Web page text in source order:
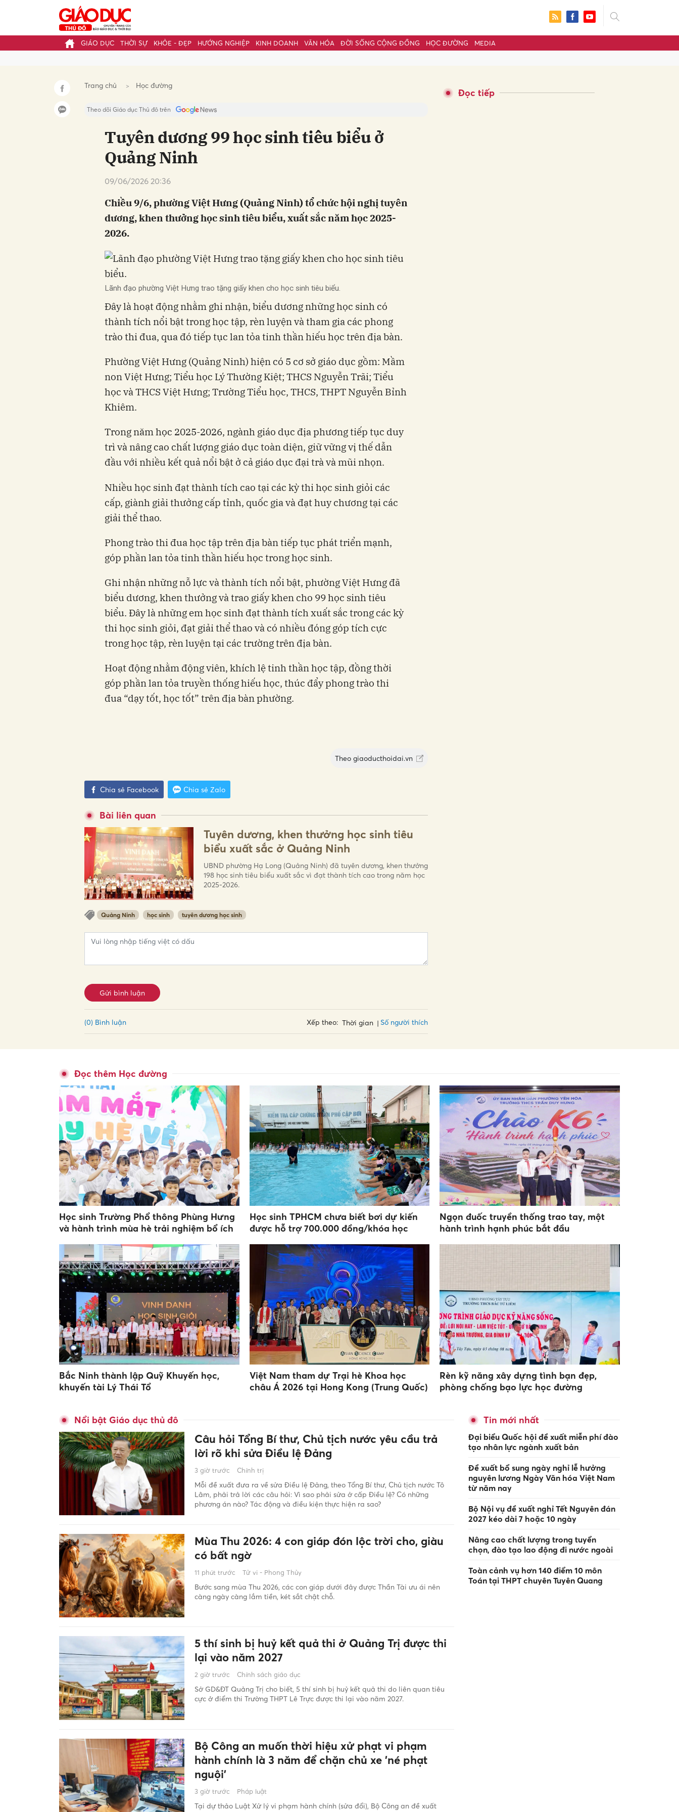
GIÁO DỤC THỜI SỰ KHỎE - ĐẸP HƯỚNG NGHIỆP KINH DOANH VĂN HÓA ĐỜI SỐNG CỘNG ĐỒNG HỌC ĐƯỜNG MEDIA
Trang chủ Học đường
Theo dõi Giáo dục Thủ đô trên
Tuyên dương 99 học sinh tiêu biểu ở
Quảng Ninh
09/06/2026 20:36
Chiều 9/6, phường Việt Hưng (Quảng Ninh) tổ chức hội nghị tuyên
dương, khen thưởng học sinh tiêu biểu, xuất sắc năm học 2025-
2026.
Lãnh đạo phường Việt Hưng trao tặng giấy khen cho học sinh tiêu biểu.
Đây là hoạt động nhằm ghi nhận, biểu dương những học sinh có
thành tích nổi bật trong học tập, rèn luyện và tham gia các phong
trào thi đua, qua đó tiếp tục lan tỏa tinh thần hiếu học trên địa bàn.
Phường Việt Hưng (Quảng Ninh) hiện có 5 cơ sở giáo dục gồm: Mầm
non Việt Hưng; Tiểu học Lý Thường Kiệt; THCS Nguyễn Trãi; Tiểu
học và THCS Việt Hưng; Trường Tiểu học, THCS, THPT Nguyễn Bỉnh
Khiêm.
Trong năm học 2025-2026, ngành giáo dục địa phương tiếp tục duy
trì và nâng cao chất lượng giáo dục toàn diện, giữ vững vị thế dẫn
đầu với nhiều kết quả nổi bật ở cả giáo dục đại trà và mũi nhọn.
Nhiều học sinh đạt thành tích cao tại các kỳ thi học sinh giỏi các
cấp, giành giải thưởng cấp tỉnh, quốc gia và đạt huy chương tại các
giải thể thao.
Phong trào thi đua học tập trên địa bàn tiếp tục phát triển mạnh,
góp phần lan tỏa tinh thần hiếu học trong học sinh.
Ghi nhận những nỗ lực và thành tích nổi bật, phường Việt Hưng đã
biểu dương, khen thưởng và trao giấy khen cho 99 học sinh tiêu
biểu. Đây là những em học sinh đạt thành tích xuất sắc trong các kỳ
thi học sinh giỏi, đạt giải thể thao và có nhiều đóng góp tích cực
trong học tập, rèn luyện tại các trường trên địa bàn.
Hoạt động nhằm động viên, khích lệ tinh thần học tập, đồng thời
góp phần lan tỏa truyền thống hiếu học, thúc đẩy phong trào thi
đua “dạy tốt, học tốt” trên địa bàn phường.
Theo giaoducthoidai.vn
Chia sẻ Facebook Chia sẻ Zalo
Bài liên quan
Tuyên dương, khen thưởng học sinh tiêu
biểu xuất sắc ở Quảng Ninh
UBND phường Hạ Long (Quảng Ninh) đã tuyên dương, khen thưởng
198 học sinh tiêu biểu xuất sắc vì đạt thành tích cao trong năm học
2025-2026.
Quảng Ninh học sinh tuyên dương học sinh
Gửi bình luận
(0) Bình luận Xếp theo: Thời gian Số người thích
Đọc tiếp
Đọc thêm Học đường
Học sinh Trường Phổ thông Phùng Hưng
và hành trình mùa hè trải nghiệm bổ ích
Học sinh TPHCM chưa biết bơi dự kiến
được hỗ trợ 700.000 đồng/khóa học
Ngọn đuốc truyền thống trao tay, một
hành trình hạnh phúc bắt đầu
Bắc Ninh thành lập Quỹ Khuyến học,
khuyến tài Lý Thái Tổ
Việt Nam tham dự Trại hè Khoa học
châu Á 2026 tại Hong Kong (Trung Quốc)
Rèn kỹ năng xây dựng tình bạn đẹp,
phòng chống bạo lực học đường
Nổi bật Giáo dục thủ đô
Câu hỏi Tổng Bí thư, Chủ tịch nước yêu cầu trả
lời rõ khi sửa Điều lệ Đảng
3 giờ trước Chính trị
Mỗi đề xuất đưa ra về sửa Điều lệ Đảng, theo Tổng Bí thư, Chủ tịch nước Tô
Lâm, phải trả lời các câu hỏi: Vì sao phải sửa ở cấp Điều lệ? Có những
phương án nào? Tác động và điều kiện thực hiện ra sao?
Mùa Thu 2026: 4 con giáp đón lộc trời cho, giàu
có bất ngờ
11 phút trước Tử vi - Phong Thủy
Bước sang mùa Thu 2026, các con giáp dưới đây được Thần Tài ưu ái nên
càng ngày càng lắm tiền, két sắt chật chỗ.
5 thí sinh bị huỷ kết quả thi ở Quảng Trị được thi
lại vào năm 2027
2 giờ trước Chính sách giáo dục
Sở GD&ĐT Quảng Trị cho biết, 5 thí sinh bị huỷ kết quả thi do liên quan tiêu
cực ở điểm thi Trường THPT Lê Trực được thi lại vào năm 2027.
Bộ Công an muốn thời hiệu xử phạt vi phạm
hành chính là 3 năm để chặn chủ xe 'né phạt
nguội’
3 giờ trước Pháp luật
Tại dự thảo Luật Xử lý vi phạm hành chính (sửa đổi), Bộ Công an đề xuất
Tin mới nhất
Đại biểu Quốc hội đề xuất miễn phí đào
tạo nhân lực ngành xuất bản
Đề xuất bổ sung ngày nghỉ lễ hưởng
nguyên lương Ngày Văn hóa Việt Nam
từ năm nay
Bộ Nội vụ đề xuất nghỉ Tết Nguyên đán
2027 kéo dài 7 hoặc 10 ngày
Nâng cao chất lượng trong tuyển
chọn, đào tạo lao động đi nước ngoài
Toàn cảnh vụ hơn 140 điểm 10 môn
Toán tại THPT chuyên Tuyên Quang
Gửi bình luận